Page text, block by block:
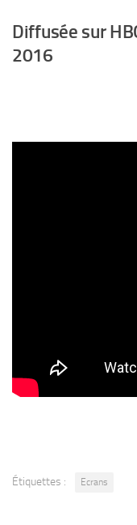
Diffusée sur
2016
Étiquettes : Ecrans